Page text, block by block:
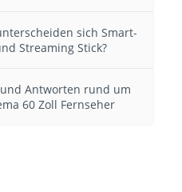
sich Smart-
Streaming Stick?
Antworten rund um
60 Zoll Fernseher